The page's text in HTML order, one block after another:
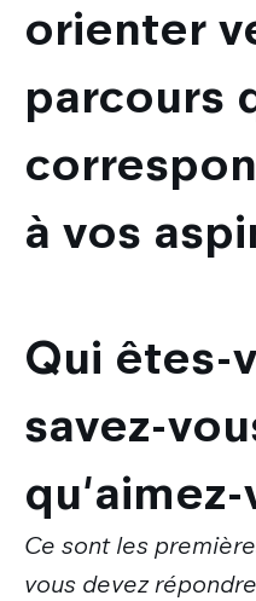
orienter
parcours
à vos
Qui êtes-
savez-
Ce sont les
vous devez